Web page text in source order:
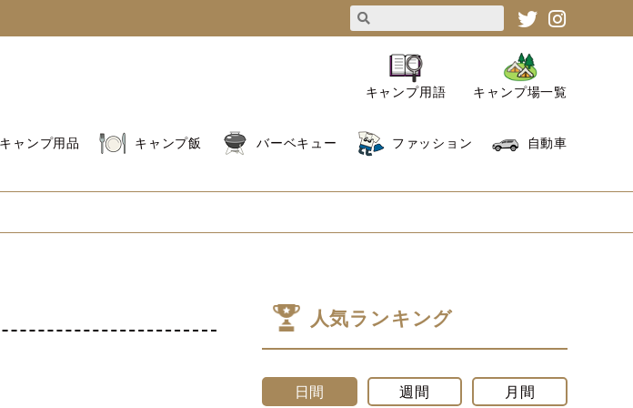
キャンプ用語 キャンプ場一覧
キャンプ用品 キャンプ飯 バーベキュー ファッション 自動車
人気ランキング
日間 週間 月間